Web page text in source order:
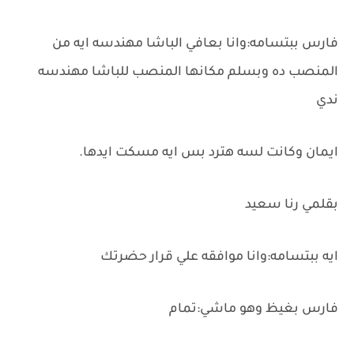
فارس ببتسامه:وانا بعافي الباشا مهندسه ايه من
المنصب ده وبسلم مكانها المنصب للباشا مهندسه
ندي
ايمان وكانت لسه هترد بس ايه مسكت ايدها.
بقلمي رنا سعيد
ايه ببتسامه:وانا موافقه علي قرار حضرتك
فارس بغيظ وهو ماشي:تمام